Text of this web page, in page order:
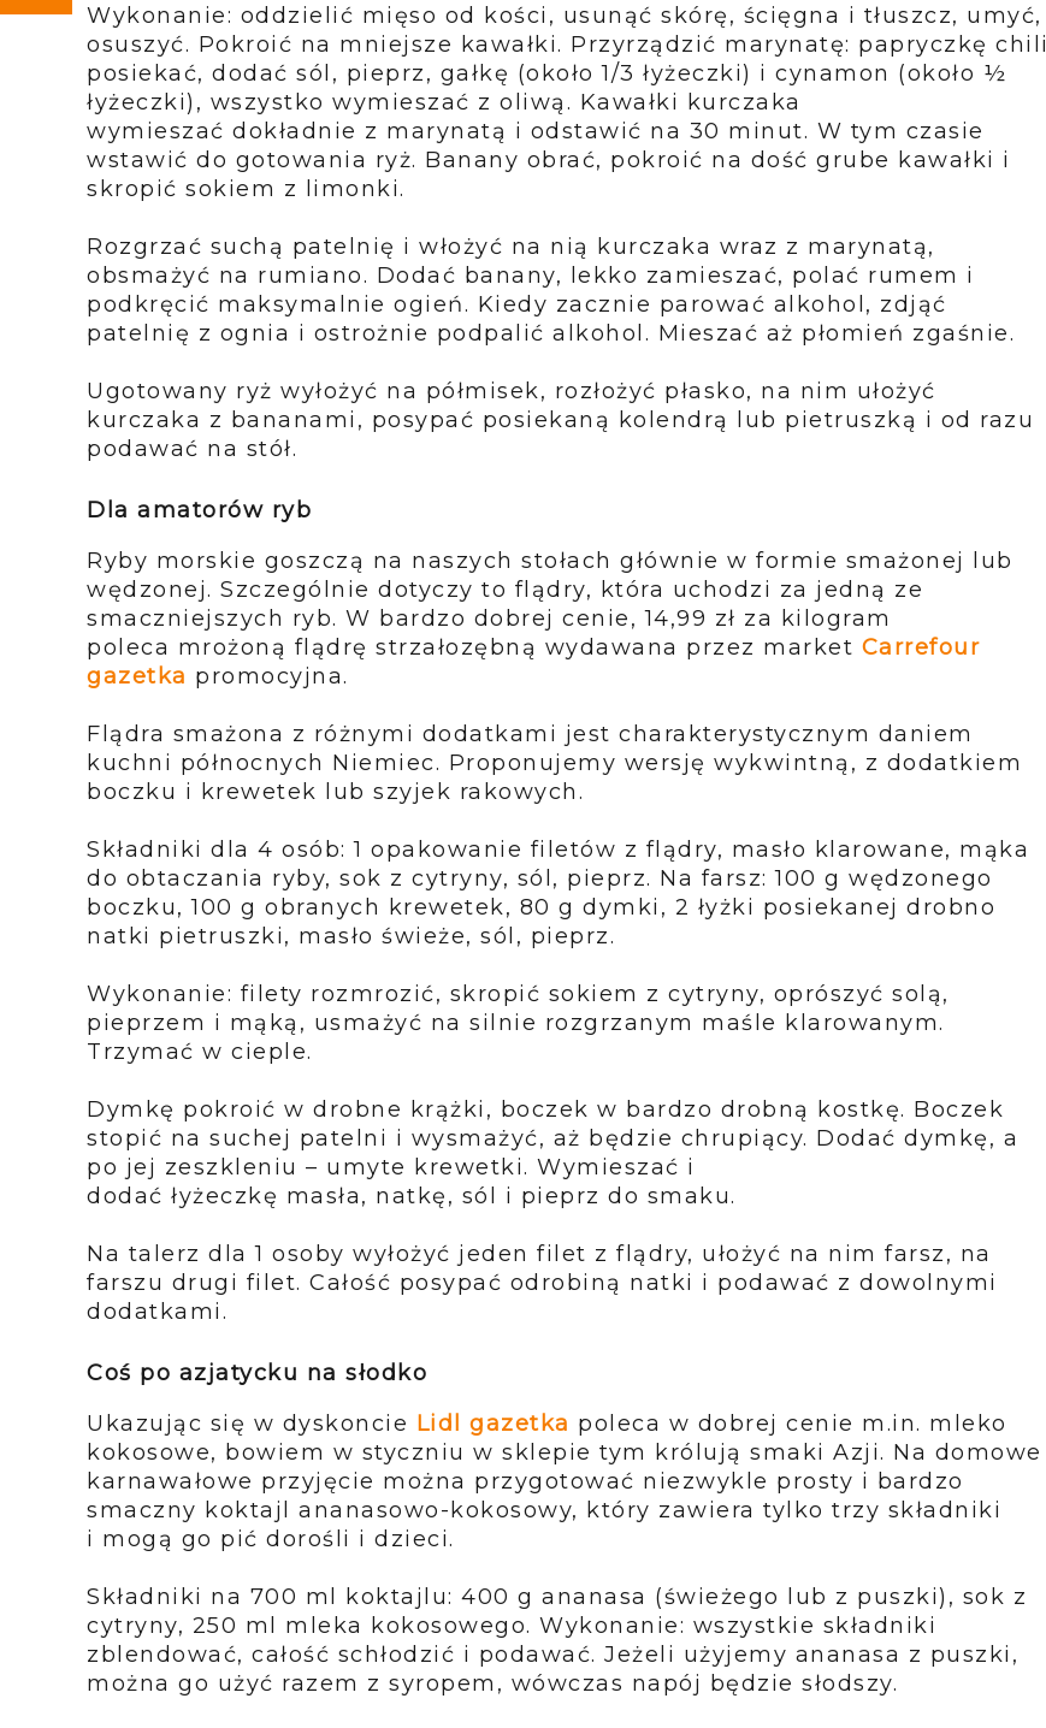
Wykonanie: oddzielić mięso od kości, usunąć skórę, ścięgna i tłuszcz, umyć,
osuszyć. Pokroić na mniejsze kawałki. Przyrządzić marynatę: papryczkę chili
posiekać, dodać sól, pieprz, gałkę (około 1/3 łyżeczki) i cynamon (około ½
łyżeczki), wszystko wymieszać z oliwą. Kawałki kurczaka
wymieszać dokładnie z marynatą i odstawić na 30 minut. W tym czasie
wstawić do gotowania ryż. Banany obrać, pokroić na dość grube kawałki i
skropić sokiem z limonki.
Rozgrzać suchą patelnię i włożyć na nią kurczaka wraz z marynatą,
obsmażyć na rumiano. Dodać banany, lekko zamieszać, polać rumem i
podkręcić maksymalnie ogień. Kiedy zacznie parować alkohol, zdjąć
patelnię z ognia i ostrożnie podpalić alkohol. Mieszać aż płomień zgaśnie.
Ugotowany ryż wyłożyć na półmisek, rozłożyć płasko, na nim ułożyć
kurczaka z bananami, posypać posiekaną kolendrą lub pietruszką i od razu
podawać na stół.
Dla amatorów ryb
Ryby morskie goszczą na naszych stołach głównie w formie smażonej lub
wędzonej. Szczególnie dotyczy to flądry, która uchodzi za jedną ze
smaczniejszych ryb. W bardzo dobrej cenie, 14,99 zł za kilogram
poleca mrożoną flądrę strzałozębną wydawana przez market Carrefour
gazetka promocyjna.
Flądra smażona z różnymi dodatkami jest charakterystycznym daniem
kuchni północnych Niemiec. Proponujemy wersję wykwintną, z dodatkiem
boczku i krewetek lub szyjek rakowych.
Składniki dla 4 osób: 1 opakowanie filetów z flądry, masło klarowane, mąka
do obtaczania ryby, sok z cytryny, sól, pieprz. Na farsz: 100 g wędzonego
boczku, 100 g obranych krewetek, 80 g dymki, 2 łyżki posiekanej drobno
natki pietruszki, masło świeże, sól, pieprz.
Wykonanie: filety rozmrozić, skropić sokiem z cytryny, oprószyć solą,
pieprzem i mąką, usmażyć na silnie rozgrzanym maśle klarowanym.
Trzymać w cieple.
Dymkę pokroić w drobne krążki, boczek w bardzo drobną kostkę. Boczek
stopić na suchej patelni i wysmażyć, aż będzie chrupiący. Dodać dymkę, a
po jej zeszkleniu – umyte krewetki. Wymieszać i
dodać łyżeczkę masła, natkę, sól i pieprz do smaku.
Na talerz dla 1 osoby wyłożyć jeden filet z flądry, ułożyć na nim farsz, na
farszu drugi filet. Całość posypać odrobiną natki i podawać z dowolnymi
dodatkami.
Coś po azjatycku na słodko
Ukazując się w dyskoncie Lidl gazetka poleca w dobrej cenie m.in. mleko
kokosowe, bowiem w styczniu w sklepie tym królują smaki Azji. Na domowe
karnawałowe przyjęcie można przygotować niezwykle prosty i bardzo
smaczny koktajl ananasowo-kokosowy, który zawiera tylko trzy składniki
i mogą go pić dorośli i dzieci.
Składniki na 700 ml koktajlu: 400 g ananasa (świeżego lub z puszki), sok z
cytryny, 250 ml mleka kokosowego. Wykonanie: wszystkie składniki
zblendować, całość schłodzić i podawać. Jeżeli użyjemy ananasa z puszki,
można go użyć razem z syropem, wówczas napój będzie słodszy.